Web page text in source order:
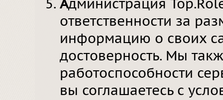
Администрация
ответственности за
информацию о своих
достоверность. Мы
работоспособности
вы соглашаетесь с